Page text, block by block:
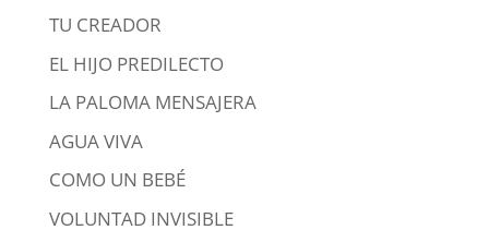
TU CREADOR
EL HIJO PREDILECTO
LA PALOMA MENSAJERA
AGUA VIVA
COMO UN BEBÉ
VOLUNTAD INVISIBLE